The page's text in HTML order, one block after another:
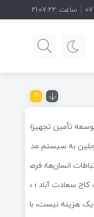
ساعت :21:07:23
تأمین تجهیزات صنعتی
به سیستم مدیریت
انسان‌ها؛ فرصتی
سعادت آباد ؛ مسیر
یک هزینه نیست، بلکه یک